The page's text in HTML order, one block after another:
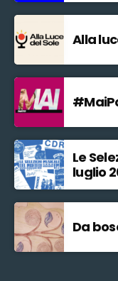
Alla
Le
luglio
Da